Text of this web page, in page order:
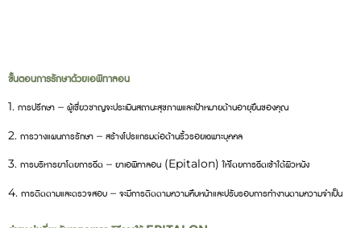
ขั้นตอนการรักษาด้วยเอพิทาลอน
1. การปรึกษา – ผู้เชี่ยวชาญจะประเมินสถานะสุขภาพและเป้าหมายด้านอายุยืนของคุณ
2. การวางแผนการรักษา – สร้างโปรแกรมต่อต้านริ้วรอยเฉพาะบุคคล
3. การบริหารยาโดยการฉีด – ยาเอพิทาลอน (Epitalon) ให้โดยการฉีดเข้าใต้ผิวหนัง
4. การติดตามและตรวจสอบ – จะมีการติดตามความคืบหน้าและปรับรอบการทำงานตามความจำเป็น